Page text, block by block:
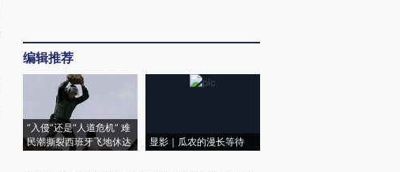
编辑推荐
“入侵”还是“人道危机” 难
民潮撕裂西班牙飞地休达
显影｜瓜农的漫长等待